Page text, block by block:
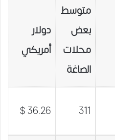
متوسط
بعض
محلات
الصاغة
دولار
أمريكي
311
36.26 $